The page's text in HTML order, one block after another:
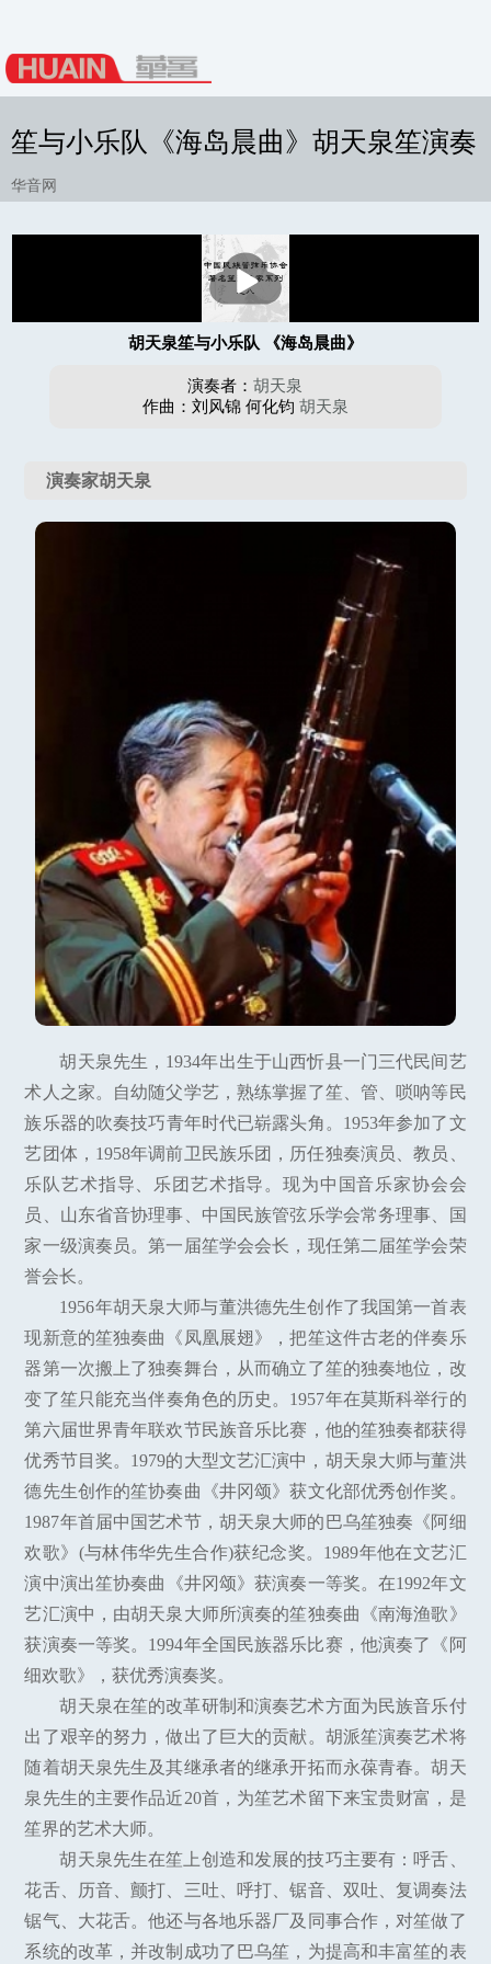
笙与小乐队《海岛晨曲》胡天泉笙演奏
华音网
播
放
胡天泉笙与小乐队 《海岛晨曲》
演奏者：胡天泉
作曲：刘风锦 何化钧 胡天泉
演奏家胡天泉
胡天泉先生，1934年出生于山西忻县一门三代民间艺
术人之家。自幼随父学艺，熟练掌握了笙、管、唢呐等民
族乐器的吹奏技巧青年时代已崭露头角。1953年参加了文
艺团体，1958年调前卫民族乐团，历任独奏演员、教员、
乐队艺术指导、乐团艺术指导。现为中国音乐家协会会
员、山东省音协理事、中国民族管弦乐学会常务理事、国
家一级演奏员。第一届笙学会会长，现任第二届笙学会荣
誉会长。
1956年胡天泉大师与董洪德先生创作了我国第一首表
现新意的笙独奏曲《凤凰展翅》，把笙这件古老的伴奏乐
器第一次搬上了独奏舞台，从而确立了笙的独奏地位，改
变了笙只能充当伴奏角色的历史。1957年在莫斯科举行的
第六届世界青年联欢节民族音乐比赛，他的笙独奏都获得
优秀节目奖。1979的大型文艺汇演中，胡天泉大师与董洪
德先生创作的笙协奏曲《井冈颂》获文化部优秀创作奖。
1987年首届中国艺术节，胡天泉大师的巴乌笙独奏《阿细
欢歌》(与林伟华先生合作)获纪念奖。1989年他在文艺汇
演中演出笙协奏曲《井冈颂》获演奏一等奖。在1992年文
艺汇演中，由胡天泉大师所演奏的笙独奏曲《南海渔歌》
获演奏一等奖。1994年全国民族器乐比赛，他演奏了《阿
细欢歌》，获优秀演奏奖。
胡天泉在笙的改革研制和演奏艺术方面为民族音乐付
出了艰辛的努力，做出了巨大的贡献。胡派笙演奏艺术将
随着胡天泉先生及其继承者的继承开拓而永葆青春。胡天
泉先生的主要作品近20首，为笙艺术留下来宝贵财富，是
笙界的艺术大师。
胡天泉先生在笙上创造和发展的技巧主要有：呼舌、
花舌、历音、颤打、三吐、呼打、锯音、双吐、复调奏法
锯气、大花舌。他还与各地乐器厂及同事合作，对笙做了
系统的改革，并改制成功了巴乌笙，为提高和丰富笙的表